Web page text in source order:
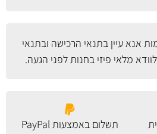
אנא עייןבתנאי הרכישה ובתנאי
מלאי פיזי בחנות לפני הגעה.
תשלום באמצעות PayPal